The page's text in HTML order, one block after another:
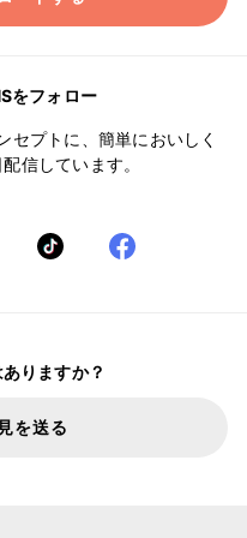
をフォロー
セプトに、簡単においしく
信しています。
りますか？
を送る